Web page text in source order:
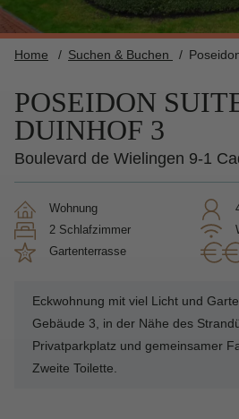
Home Suchen & Buchen
POSEIDON
DUINHOF 3
Boulevard de Wielingen 9-1
Wohnung
2 Schlafzimmer
Gartenterrasse
Eckwohnung mit viel Licht und
Gebäude 3, in der Nähe des
Privatparkplatz und gemeinsamer
Zweite Toilette.